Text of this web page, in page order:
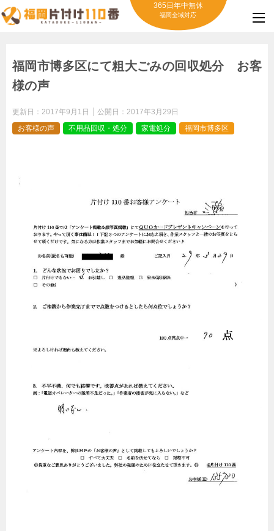
365日年中無休
福岡全域対応
福岡市博多区にて粗大ごみの回収処分 お客
様の声
更新日： 2017年9月1日 公開日： 2017年3月29日
お客様の声
不用品回収・処分 家電処分 福岡市博多区